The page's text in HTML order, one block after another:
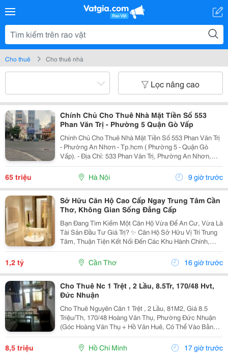
Cho thuê Cho thuê nhà
Lọc nâng cao
Chính Chủ Cho Thuê Nhà Mặt Tiền Số 553
Phan Văn Trị - Phường 5 Quận Gò Vấp
Chính Chủ Cho Thuê Nhà Mặt Tiền Số 553 Phan Văn Trị
- Phường An Nhơn - Tp.hcm ( Phường 5 - Quận Gò
Vấp). - Địa Chỉ: 533 Phan Văn Trị, Phường An Nhơn,
Đường Phan Văn Trị, Phường 5, Quận Gò Vấp, Tp.hcm
- Nhà Diện Tích 4M X 25M X 5 Tầng. - Nhà...
65 triệu Hà Nội 9 giờ trước
Sở Hữu Căn Hộ Cao Cấp Ngay Trung Tâm Cần
Thơ, Không Gian Sống Đẳng Cấp
Bạn Đang Tìm Kiếm Một Căn Hộ Vừa Để An Cư, Vừa Là
Tài Sản Đầu Tư Giá Trị? ✨ Căn Hộ Sở Hữu Vị Trí Trung
Tâm, Thuận Tiện Kết Nối Đến Các Khu Hành Chính,
Trường Học, Bệnh Viện, Trung Tâm Thương Mại Và Các
1,2 tỷ Cần Thơ 16 giờ trước
Cho Thuê Nc 1 Trệt , 2 Lầu, 8.5Tr, 170/48 Hvt,
Đức Nhuận
Cho Thuê Nguyên Căn 1 Trệt , 2 Lầu, 81M2, Giá 8.5
Triệu/Th, 170/48 Hoàng Văn Thụ, Phường Đức Nhuận
(Góc Hoàng Văn Thụ + Hồ Văn Huê, Có Thể Vào Bằng
Hẽm 44 Hồ Văn Huê) Nội Thất Đầy Đủ: 2 Máy Lạnh, 2
Máy Nước Nóng, 1 Bồn Tắm, Điện Nước Chính. Gần...
8,5 triệu Hồ Chí Minh 17 giờ trước